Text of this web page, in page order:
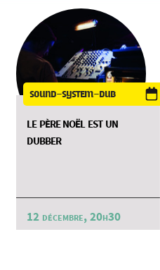
sound-system-dub
le père noël est un
dubber
12 décembre, 20h30